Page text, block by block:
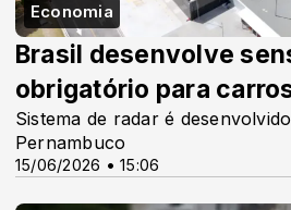
Economia
15/06/2026 • 15:06
Brasil desenvolve
obrigatório para
Sistema de radar é
Pernambuco